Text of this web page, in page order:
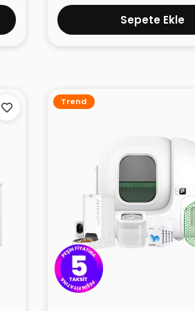
Sepete Ekle
Trend